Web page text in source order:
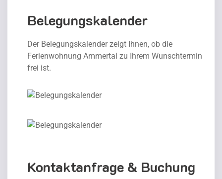
Belegungskalender
Der Belegungskalender zeigt Ihnen, ob die
Ferienwohnung Ammertal zu Ihrem Wunschtermin
frei ist.
Kontaktanfrage & Buchung